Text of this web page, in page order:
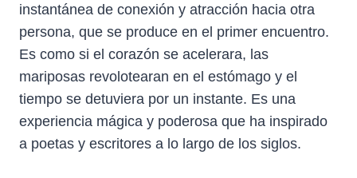
instantánea de conexión y atracción hacia otra
persona, que se produce en el primer encuentro.
Es como si el corazón se acelerara, las
mariposas revolotearan en el estómago y el
tiempo se detuviera por un instante. Es una
experiencia mágica y poderosa que ha inspirado
a poetas y escritores a lo largo de los siglos.